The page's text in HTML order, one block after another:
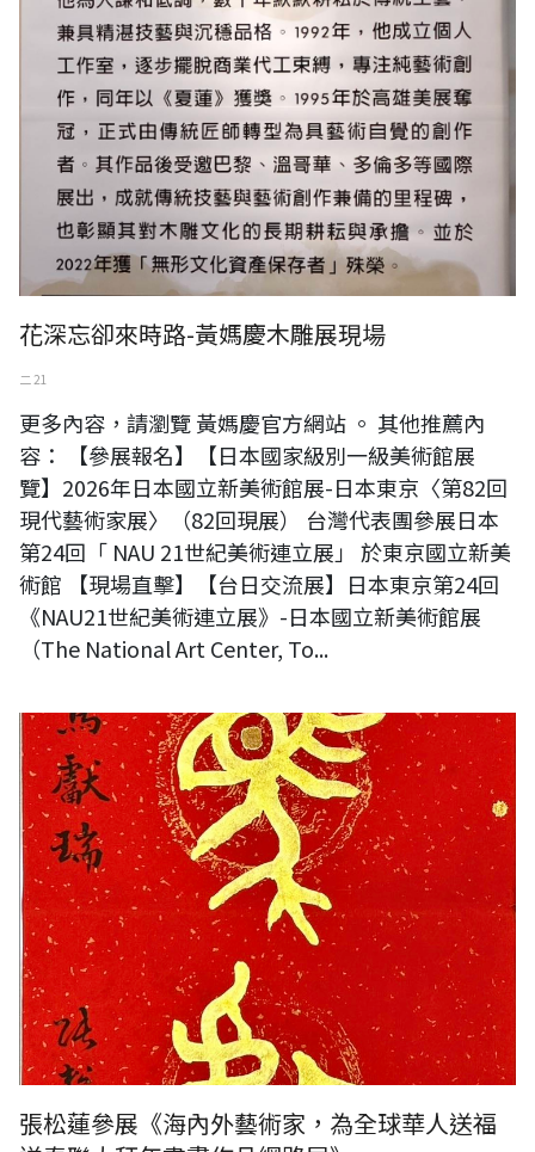
花深忘卻來時路-黃媽慶木雕展現場
二 21
更多內容，請瀏覽 黃媽慶官方網站 。 其他推薦內
容： 【參展報名】【日本國家級別一級美術館展
覽】2026年日本國立新美術館展-日本東京〈第82回
現代藝術家展〉（82回現展） 台灣代表團參展日本
第24回「 NAU 21世紀美術連立展」 於東京國立新美
術館 【現場直擊】【台日交流展】日本東京第24回
《NAU21世紀美術連立展》-日本國立新美術館展
（The National Art Center, To...
張松蓮作品
張松蓮參展《海內外藝術家，為全球華人送福